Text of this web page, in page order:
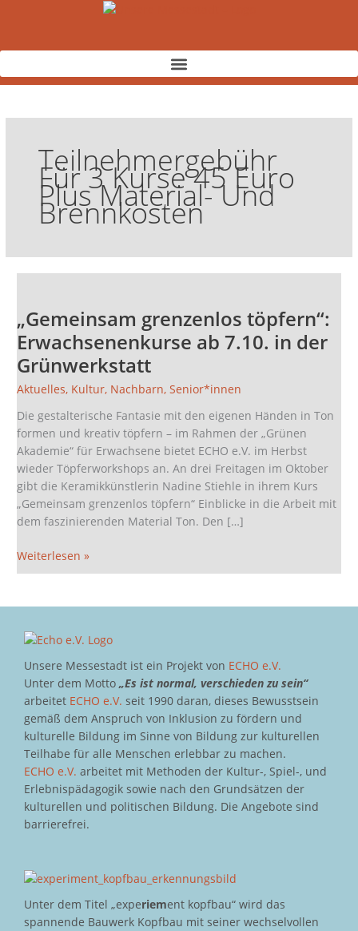
Teilnehmergebühr
Für 3 Kurse 45 Euro
Plus Material- Und
Brennkosten
„Gemeinsam grenzenlos töpfern“:
Erwachsenenkurse ab 7.10. in der
Grünwerkstatt
Aktuelles, Kultur, Nachbarn,Senior*innen
Die gestalterische Fantasie mit den eigenen Händen in Ton
formen und kreativ töpfern – im Rahmen der „Grünen
Akademie“ für Erwachsene bietet ECHO e.V. im Herbst
wieder Töpferworkshops an. An drei Freitagen im Oktober
gibt die Keramikkünstlerin Nadine Stiehle in ihrem Kurs
„Gemeinsam grenzenlos töpfern“ Einblicke in die Arbeit mit
dem faszinierenden Material Ton. Den […]
töpfern“:
Erwachsenenkurse
ab
7.10.
in
Grünwerkstatt
Weiterlesen »
Unsere Messestadt ist ein Projekt von ECHO e.V.
Unter dem Motto „Es ist normal, verschieden zu sein“
arbeitet ECHO e.V. seit 1990 daran, dieses Bewusstsein
gemäß dem Anspruch von Inklusion zu fördern und
kulturelle Bildung im Sinne von Bildung zur kulturellen
Teilhabe für alle Menschen erlebbar zu machen.
ECHO e.V. arbeitet mit Methoden der Kultur-, Spiel-, und
Erlebnispädagogik sowie nach den Grundsätzen der
kulturellen und politischen Bildung. Die Angebote sind
barrierefrei.
Unter dem Titel „experiement kopfbau“ wird das
spannende Bauwerk Kopfbau mit seiner wechselvollen